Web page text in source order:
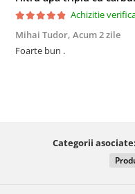
Achizitie
Mihai Tudor, Acum 2 zile
Foarte bun .
Categorii asociate: